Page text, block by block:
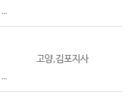
고양,김포지사